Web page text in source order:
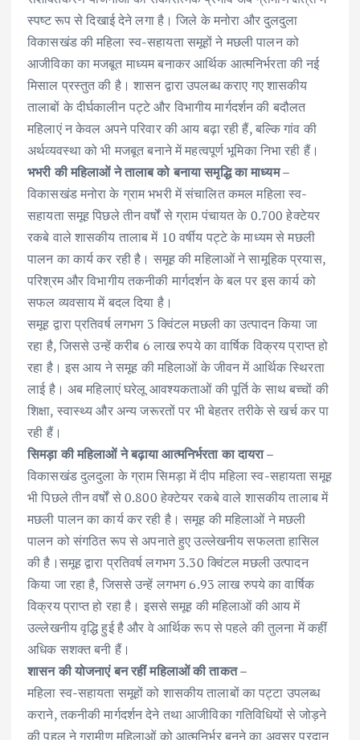
o
o
k
r A
p
p
dI
n
स्पष्ट रूप से दिखाई देने लगा है। जिले के मनोरा और दुलदुला
विकासखंड की महिला स्व-सहायता समूहों ने मछली पालन को
आजीविका का मजबूत माध्यम बनाकर आर्थिक आत्मनिर्भरता की नई
मिसाल प्रस्तुत की है। शासन द्वारा उपलब्ध कराए गए शासकीय
तालाबों के दीर्घकालीन पट्टे और विभागीय मार्गदर्शन की बदौलत
महिलाएं न केवल अपने परिवार की आय बढ़ा रही हैं, बल्कि गांव की
अर्थव्यवस्था को भी मजबूत बनाने में महत्वपूर्ण भूमिका निभा रही हैं।
भभरी की महिलाओं ने तालाब को बनाया समृद्धि का माध्यम –
विकासखंड मनोरा के ग्राम भभरी में संचालित कमल महिला स्व-
सहायता समूह पिछले तीन वर्षों से ग्राम पंचायत के 0.700 हेक्टेयर
रकबे वाले शासकीय तालाब में 10 वर्षीय पट्टे के माध्यम से मछली
पालन का कार्य कर रही है। समूह की महिलाओं ने सामूहिक प्रयास,
परिश्रम और विभागीय तकनीकी मार्गदर्शन के बल पर इस कार्य को
सफल व्यवसाय में बदल दिया है।
समूह द्वारा प्रतिवर्ष लगभग 3 क्विंटल मछली का उत्पादन किया जा
रहा है, जिससे उन्हें करीब 6 लाख रुपये का वार्षिक विक्रय प्राप्त हो
रहा है। इस आय ने समूह की महिलाओं के जीवन में आर्थिक स्थिरता
लाई है। अब महिलाएं घरेलू आवश्यकताओं की पूर्ति के साथ बच्चों की
शिक्षा, स्वास्थ्य और अन्य जरूरतों पर भी बेहतर तरीके से खर्च कर पा
रही हैं।
सिमड़ा की महिलाओं ने बढ़ाया आत्मनिर्भरता का दायरा –
विकासखंड दुलदुला के ग्राम सिमड़ा में दीप महिला स्व-सहायता समूह
भी पिछले तीन वर्षों से 0.800 हेक्टेयर रकबे वाले शासकीय तालाब में
मछली पालन का कार्य कर रही है। समूह की महिलाओं ने मछली
पालन को संगठित रूप से अपनाते हुए उल्लेखनीय सफलता हासिल
की है।समूह द्वारा प्रतिवर्ष लगभग 3.30 क्विंटल मछली उत्पादन
किया जा रहा है, जिससे उन्हें लगभग 6.93 लाख रुपये का वार्षिक
विक्रय प्राप्त हो रहा है। इससे समूह की महिलाओं की आय में
उल्लेखनीय वृद्धि हुई है और वे आर्थिक रूप से पहले की तुलना में कहीं
अधिक सशक्त बनी हैं।
शासन की योजनाएं बन रहीं महिलाओं की ताकत –
महिला स्व-सहायता समूहों को शासकीय तालाबों का पट्टा उपलब्ध
कराने, तकनीकी मार्गदर्शन देने तथा आजीविका गतिविधियों से जोड़ने
की पहल ने ग्रामीण महिलाओं को आत्मनिर्भर बनने का अवसर प्रदान